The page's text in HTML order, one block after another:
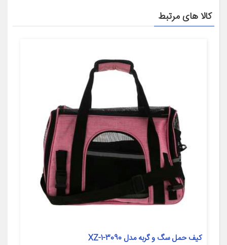
کالا های مرتبط
کیف حمل سگ و گربه مدل 3090-1-XZ